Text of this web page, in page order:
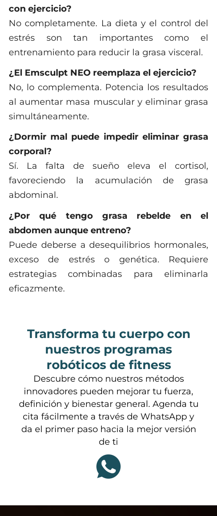
con ejercicio?
No completamente. La dieta y el control del
estrés son tan importantes como el
entrenamiento para reducir la grasa visceral.
¿El Emsculpt NEO reemplaza el ejercicio?
No, lo complementa. Potencia los resultados
al aumentar masa muscular y eliminar grasa
simultáneamente.
¿Dormir mal puede impedir eliminar grasa
corporal?
Sí. La falta de sueño eleva el cortisol,
favoreciendo la acumulación de grasa
abdominal.
¿Por qué tengo grasa rebelde en el
abdomen aunque entreno?
Puede deberse a desequilibrios hormonales,
exceso de estrés o genética. Requiere
estrategias combinadas para eliminarla
eficazmente.
Transforma tu cuerpo con
nuestros programas
robóticos de fitness
Descubre cómo nuestros métodos
innovadores pueden mejorar tu fuerza,
definición y bienestar general. Agenda tu
cita fácilmente a través de WhatsApp y
da el primer paso hacia la mejor versión
de ti